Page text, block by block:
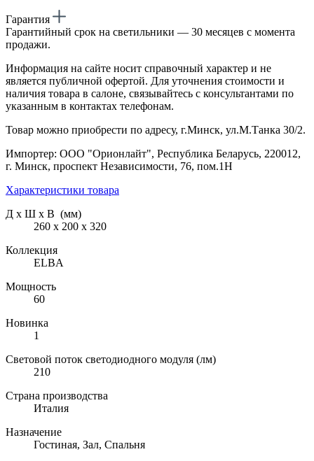
Гарантия
Гарантийный срок на светильники — 30 месяцев с момента
продажи.
Информация на сайте носит справочный характер и не
является публичной офертой. Для уточнения стоимости и
наличия товара в салоне, связывайтесь с консультантами по
указанным в контактах телефонам.
Товар можно приобрести по адресу, г.Минск, ул.М.Танка 30/2.
Импортер: ООО "Орионлайт", Республика Беларусь, 220012,
г. Минск, проспект Независимости, 76, пом.1Н
Характеристики товара
Д х Ш х В (мм)
260 х 200 х 320
Коллекция
ELBA
Мощность
60
Новинка
1
Световой поток светодиодного модуля (лм)
210
Страна производства
Италия
Назначение
Гостиная, Зал, Спальня